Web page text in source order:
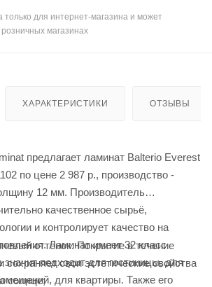
только для интернет-магазина и может
магазинах
ХАРАКТЕРИСТИКИ ОТЗЫВЫ
предлагает ламинат Balterio Everest
по цене 2 987 р., производство -
12 мм. Производитель
качественное сырьё,
и контролирует качество на
Ламинат имеет 32 класс
значит подходит для гостиницы, для
для квартиры. Также его
оттенок. Покрытие в течение
сохраняет свои эстетические свойства
солнце;